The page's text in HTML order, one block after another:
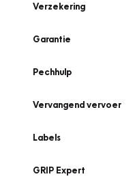
Verzekering
Garantie
Pechhulp
Vervangend vervoer
Labels
GRIP Expert